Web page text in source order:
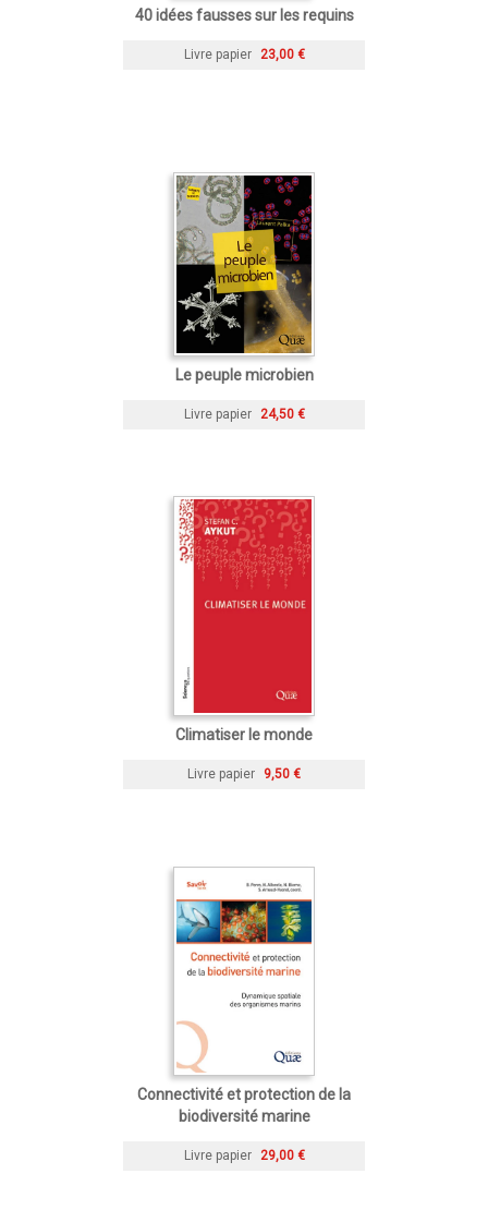
40 idées fausses sur les requins
Livre papier 23,00 €
Le peuple microbien
Livre papier 24,50 €
Climatiser le monde
Livre papier 9,50 €
Connectivité et protection de la
biodiversité marine
Livre papier 29,00 €